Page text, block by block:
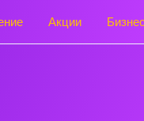
Акции Бизнес